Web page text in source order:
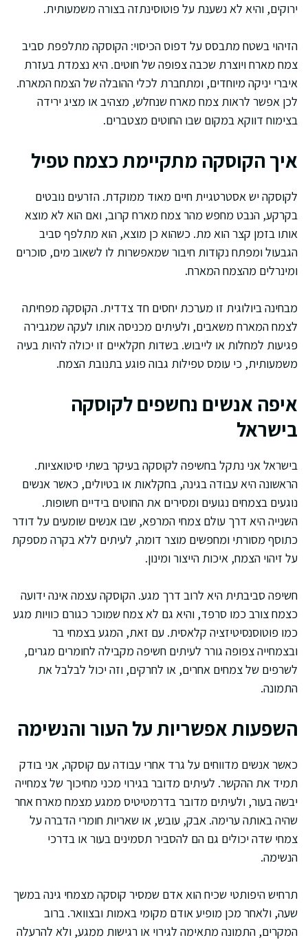
ירוקים, והיא לא נשענת על פוטוסינתזה בצורה משמעותית.
הזיהוי בשטח מתבסס על דפוס הכיסוי: הקוסקה מתלפפת סביב
צמח מארח ויוצרת שכבה צפופה של חוטים. היא נצמדת בעזרת
איברי יניקה מיוחדים, ומתחברת לכלי ההובלה של הצמח המארח.
לכן אפשר לראות צמח מארח שנחלש, מצהיב או מציג ירידה
בצימוח דווקא במקום שבו החוטים מצטברים.
איך הקוסקה מתקיימת כצמח טפיל
לקוסקה יש אסטרטגיית חיים מאוד ממוקדת. הזרעים נובטים
בקרקע, הנבט מחפש מהר צמח מארח קרוב, ואם הוא לא מוצא
אותו בזמן קצר הוא מת. כשהוא כן מוצא, הוא מתלפף סביב
הגבעול ומפתח נקודות חיבור שמאפשרות לו לשאוב מים, סוכרים
ומינרלים מהצמח המארח.
מבחינה ביולוגית זו מערכת יחסים חד צדדית. הקוסקה מפחיתה
לצמח המארח משאבים, ולעיתים מכניסה אותו לעקה שמגבירה
פגיעות למחלות או לייבוש. בשדות חקלאיים זו יכולה להיות בעיה
משמעותית, כי עומס טפילות גבוה פוגע בתנובת הצמח.
איפה אנשים נחשפים לקוסקה
בישראל
בישראל אני נתקל בחשיפה לקוסקה בעיקר בשתי סיטואציות.
הראשונה היא עבודה בגינה, בחקלאות או בטיולים, כאשר אנשים
נוגעים בצמחים נגועים ומסירים את החוטים בידיים חשופות.
השנייה היא דרך עולם צמחי המרפא, שבו אנשים שומעים על דודר
כתוסף מסורתי ומחפשים מוצר דומה, לעיתים ללא בקרה מספקת
על זיהוי הצמח, איכות הייצור ומינון.
חשיפה סביבתית היא לרוב דרך מגע. הקוסקה עצמה אינה ידועה
כצמח צורב כמו סרפד, והיא גם לא צמח שמוכר כגורם כוויות מגע
כמו פוטוסנסיטיזציה קלאסית. עם זאת, המגע בצמחי בר
ובצמחייה צפופה גורר לעיתים חשיפה מקבילה לחומרים מגרים,
לשרפים של צמחים אחרים, או לחרקים, וזה יכול לבלבל את
התמונה.
השפעות אפשריות על העור והנשימה
כאשר אנשים מדווחים על גרד אחרי עבודה עם קוסקה, אני בודק
תמיד את ההקשר. לעיתים מדובר בגירוי מכני מחיכוך של צמחייה
יבשה בעור, ולעיתים מדובר בדרמטיטיס ממגע מצמח מארח אחר
שהיה באותה ערימה. אבק, עובש, או שאריות חומרי הדברה על
צמחי שדה יכולים גם הם להסביר תסמינים בעור או בדרכי
הנשימה.
תרחיש היפותטי שכיח הוא אדם שמסיר קוסקה מצמחי גינה במשך
שעה, ולאחר מכן מופיע אודם מקומי באמות ובצוואר. ברוב
המקרים, התמונה מתאימה לגירוי או רגישות ממגע, ולא להרעלה